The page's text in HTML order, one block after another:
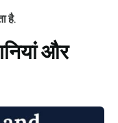
है.
और